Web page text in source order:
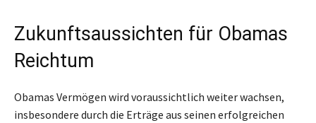
Zukunftsaussichten für Obamas
Reichtum
Obamas Vermögen wird voraussichtlich weiter wachsen,
insbesondere durch die Erträge aus seinen erfolgreichen